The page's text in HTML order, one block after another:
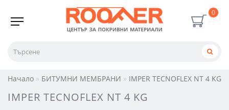
0
Начало БИТУМНИ МЕМБРАНИ IMPER TECNOFLEX NT 4 KG
IMPER TECNOFLEX NT 4 KG